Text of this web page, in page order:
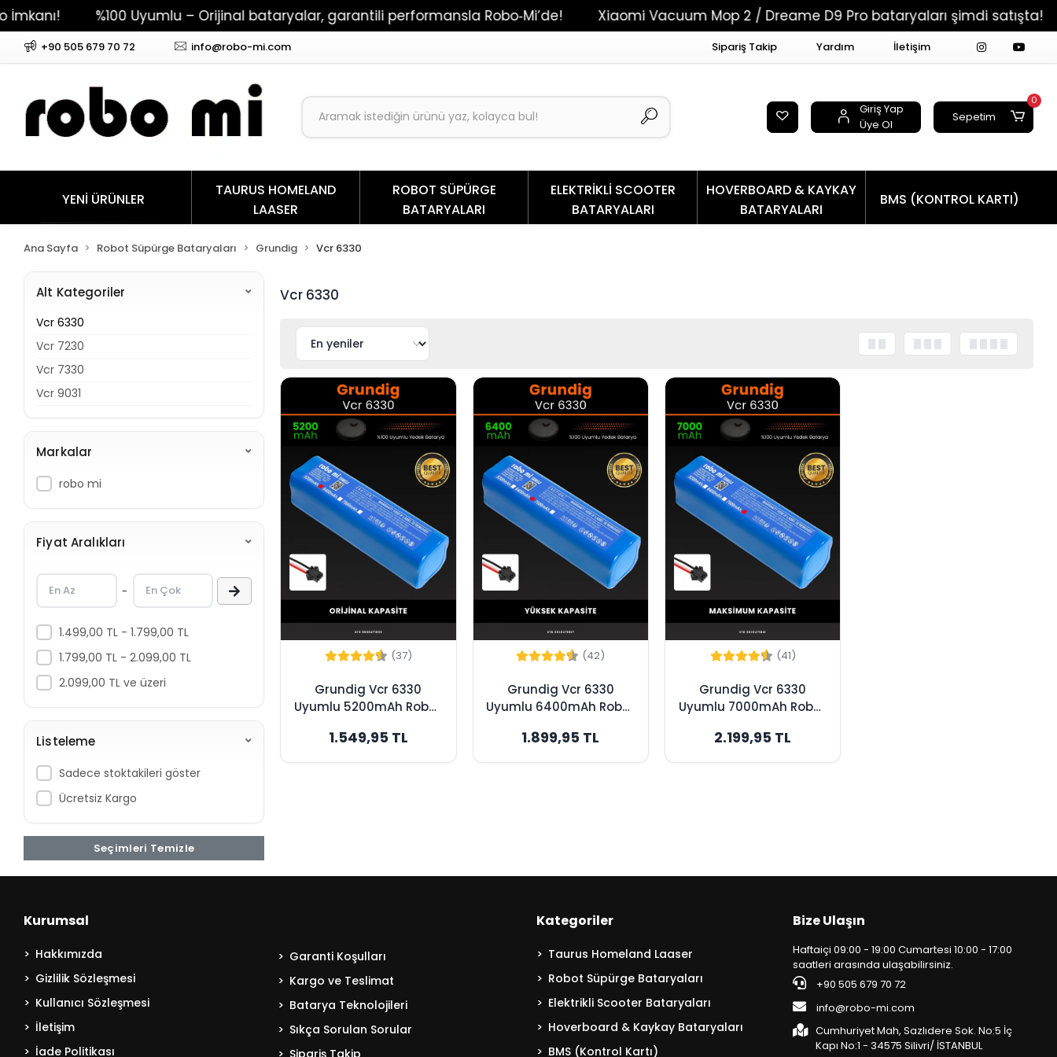
%100 Uyumlu – Orijinal bataryalar, garantili performansla Robo‑Mi’de! Xiaomi Vacuum Mop 2 / Dreame D9 Pro bataryaları şimdi satışta!
+90 505 679 70 72 info@robo-mi.com Sipariş Takip Yardım İletişim
Giriş Yap
Üye Ol
Sepetim
0
YENİ ÜRÜNLER
TAURUS HOMELAND
LAASER
ROBOT SÜPÜRGE
BATARYALARI
ELEKTRİKLİ SCOOTER
BATARYALARI
HOVERBOARD & KAYKAY
BATARYALARI
BMS (KONTROL KARTI)
Ana Sayfa Robot Süpürge Bataryaları Grundig Vcr 6330
Alt Kategoriler
Vcr 6330
Vcr 7230
Vcr 7330
Vcr 9031
Markalar
robo mi
Fiyat Aralıkları
-
1.499,00 TL - 1.799,00 TL
1.799,00 TL - 2.099,00 TL
2.099,00 TL ve üzeri
Listeleme
Sadece stoktakileri göster
Ücretsiz Kargo
Seçimleri Temizle
Vcr 6330
(37)
Grundig Vcr 6330
Uyumlu 5200mAh Robot
Orijinal Kapasite
1.549,95 TL
(42)
Grundig Vcr 6330
Uyumlu 6400mAh Robot
Yüksek Kapasite
1.899,95 TL
(41)
Grundig Vcr 6330
Uyumlu 7000mAh Robot
Maksimum Kapasite
2.199,95 TL
Kurumsal
Hakkımızda
Gizlilik Sözleşmesi
Kullanıcı Sözleşmesi
İletişim
İade Politikası
Garanti Koşulları
Kargo ve Teslimat
Batarya Teknolojileri
Sıkça Sorulan Sorular
Sipariş Takip
Kategoriler
Taurus Homeland Laaser
Robot Süpürge Bataryaları
Elektrikli Scooter Bataryaları
Hoverboard & Kaykay Bataryaları
BMS (Kontrol Kartı)
Bize Ulaşın
Haftaiçi 09:00 - 19:00 Cumartesi 10:00 - 17:00
saatleri arasında ulaşabilirsiniz.
+90 505 679 70 72
info@robo-mi.com
Cumhuriyet Mah, Sazlıdere Sok. No:5 İç
Kapı No:1 - 34575 Silivri/ İSTANBUL